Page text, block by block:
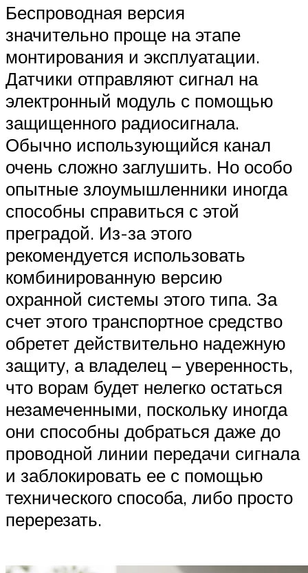
Беспроводная версия
значительно проще на этапе
монтирования и эксплуатации.
Датчики отправляют сигнал на
электронный модуль с помощью
защищенного радиосигнала.
Обычно использующийся канал
очень сложно заглушить. Но особо
опытные злоумышленники иногда
способны справиться с этой
преградой. Из-за этого
рекомендуется использовать
комбинированную версию
охранной системы этого типа. За
счет этого транспортное средство
обретет действительно надежную
защиту, а владелец – уверенность,
что ворам будет нелегко остаться
незамеченными, поскольку иногда
они способны добраться даже до
проводной линии передачи сигнала
и заблокировать ее с помощью
технического способа, либо просто
перерезать.